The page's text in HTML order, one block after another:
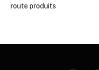
route produits